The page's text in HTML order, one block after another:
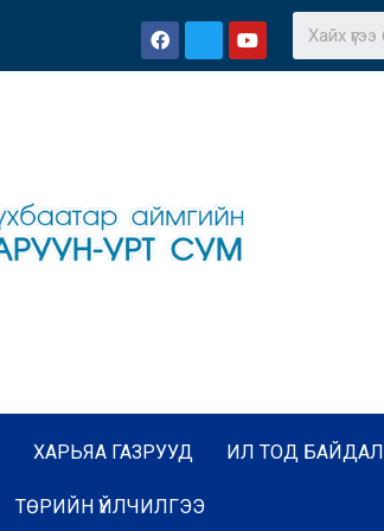
ХАРЬЯА ГАЗРУУД ИЛ ТОД БАЙДАЛ
ТӨРИЙН ҮЙЛЧИЛГЭЭ